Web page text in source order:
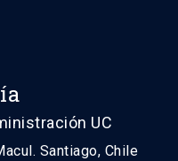
UC
Santiago, Chile